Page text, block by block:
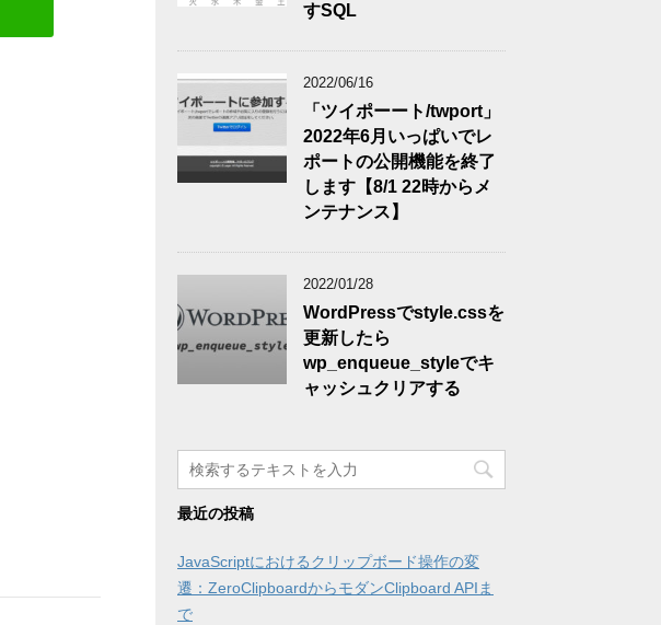
すSQL
2022/06/16
「ツイポーート/twport」
2022年6月いっぱいでレ
ポートの公開機能を終了
します【8/1 22時からメ
ンテナンス】
2022/01/28
WordPressでstyle.cssを
更新したら
wp_enqueue_styleでキ
ャッシュクリアする
最近の投稿
JavaScriptにおけるクリップボード操作の変
遷：ZeroClipboardからモダンClipboard APIま
で